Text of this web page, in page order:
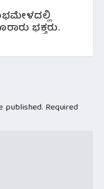
ಭಕ್ತರು.
published. Required